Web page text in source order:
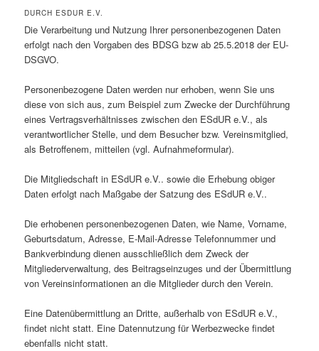
DURCH ESDUR E.V.
Die Verarbeitung und Nutzung Ihrer personenbezogenen Daten
erfolgt nach den Vorgaben des BDSG bzw ab 25.5.2018 der EU-
DSGVO.
Personenbezogene Daten werden nur erhoben, wenn Sie uns
diese von sich aus, zum Beispiel zum Zwecke der Durchführung
eines Vertragsverhältnisses zwischen den ESdUR e.V., als
verantwortlicher Stelle, und dem Besucher bzw. Vereinsmitglied,
als Betroffenem, mitteilen (vgl. Aufnahmeformular).
Die Mitgliedschaft in ESdUR e.V.. sowie die Erhebung obiger
Daten erfolgt nach Maßgabe der Satzung des ESdUR e.V..
Die erhobenen personenbezogenen Daten, wie Name, Vorname,
Geburtsdatum, Adresse, E-Mail-Adresse Telefonnummer und
Bankverbindung dienen ausschließlich dem Zweck der
Mitgliederverwaltung, des Beitragseinzuges und der Übermittlung
von Vereinsinformationen an die Mitglieder durch den Verein.
Eine Datenübermittlung an Dritte, außerhalb von ESdUR e.V.,
findet nicht statt. Eine Datennutzung für Werbezwecke findet
ebenfalls nicht statt.